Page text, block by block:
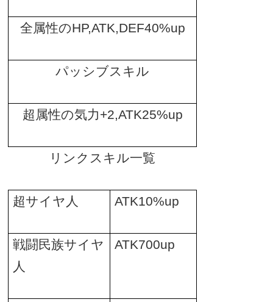
全属性のHP,ATK,DEF40%up
パッシブスキル
超属性の気力+2,ATK25%up
リンクスキル一覧
超サイヤ人 ATK10%up
戦闘民族サイヤ
人
ATK700up